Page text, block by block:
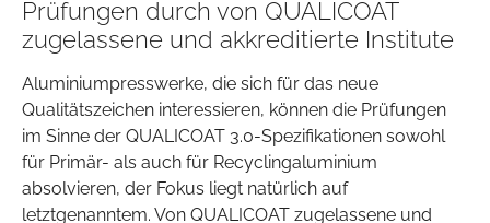
Prüfungen durch von QUALICOAT
zugelassene und akkreditierte Institute
Aluminiumpresswerke, die sich für das neue
Qualitätszeichen interessieren, können die Prüfungen
im Sinne der QUALICOAT 3.0-Spezifikationen sowohl
für Primär- als auch für Recyclingaluminium
absolvieren, der Fokus liegt natürlich auf
letztgenanntem. Von QUALICOAT zugelassene und